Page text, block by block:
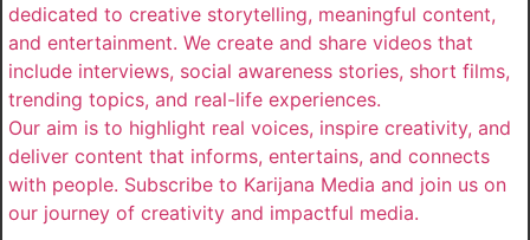
dedicated to creative storytelling, meaningful content,
and entertainment. We create and share videos that
include interviews, social awareness stories, short films,
trending topics, and real-life experiences.
Our aim is to highlight real voices, inspire creativity, and
deliver content that informs, entertains, and connects
with people. Subscribe to Karijana Media and join us on
our journey of creativity and impactful media.